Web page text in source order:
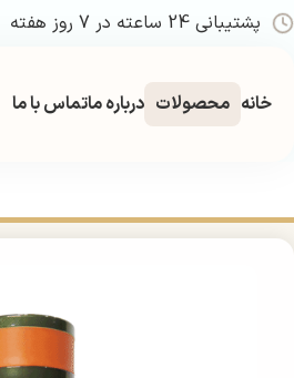
پشتیبانی 24 ساعته در 7 روز هفته
خانه محصولات درباره ماتماس با ما
خانه بهداشتی بهداشت شخصی